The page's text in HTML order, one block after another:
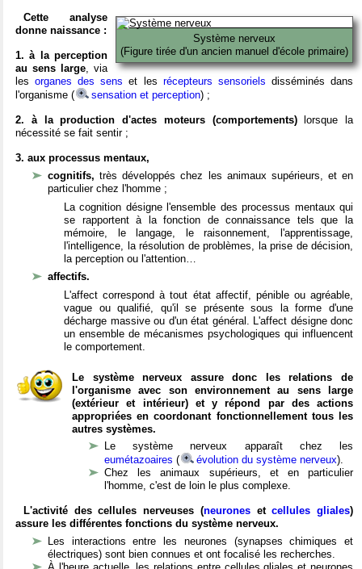
Système nerveux
(Figure tirée d'un ancien manuel d'école primaire)
Cette analyse
donne naissance :
1. à la perception
au sens large, via
lesorganes des sens et les récepteurs sensoriels disséminés dans
l'organisme (
sensation et perception) ;
2. à la production d'actes moteurs (comportements)lorsque la
nécessité se fait sentir ;
3. aux processus mentaux,
cognitifs,très développés chez les animaux supérieurs, et en
particulier chez l'homme ;
La cognition désigne l'ensemble des processus mentaux qui
se rapportent à la fonction de connaissance tels que la
mémoire, le langage, le raisonnement, l'apprentissage,
l'intelligence, la résolution de problèmes, la prise de décision,
la perception ou l'attention…
affectifs.
L'affect correspond à tout état affectif, pénible ou agréable,
vague ou qualifié, qu'il se présente sous la forme d'une
décharge massive ou d'un état général. L'affect désigne donc
un ensemble de mécanismes psychologiques qui influencent
le comportement.
Le système nerveux assure donc les relations de
l'organisme avec son environnement au sens large
(extérieur et intérieur) et y répond par des actions
appropriées en coordonant fonctionnellement tous les
autres systèmes.
Le système nerveux apparaît chez les
eumétazoaires ( évolution du système nerveux).
Chez les animaux supérieurs, et en particulier
l'homme, c'est de loin le plus complexe.
L'activité des cellules nerveuses (neuronesetcellules gliales)
assure les différentes fonctions du système nerveux.
Les interactions entre les neurones (synapses chimiques et
électriques) sont bien connues et ont focalisé les recherches.